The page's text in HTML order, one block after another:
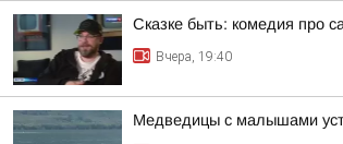
Сказке быть: комедия про
Вчера, 19:40
Медведицы с малышами